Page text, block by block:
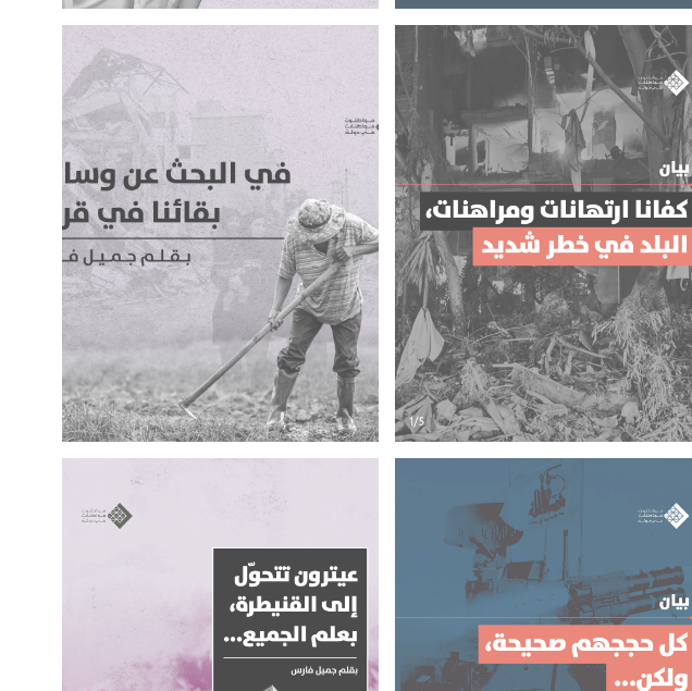
حكومة تصدّ الفتنة أولا دفاعاً عن لبنان: دولة غير طائفية
كفانا ارتهانات ومراهنات، البلد في خطر
شديد في البحث عن وسائل بقائنا في قرانا